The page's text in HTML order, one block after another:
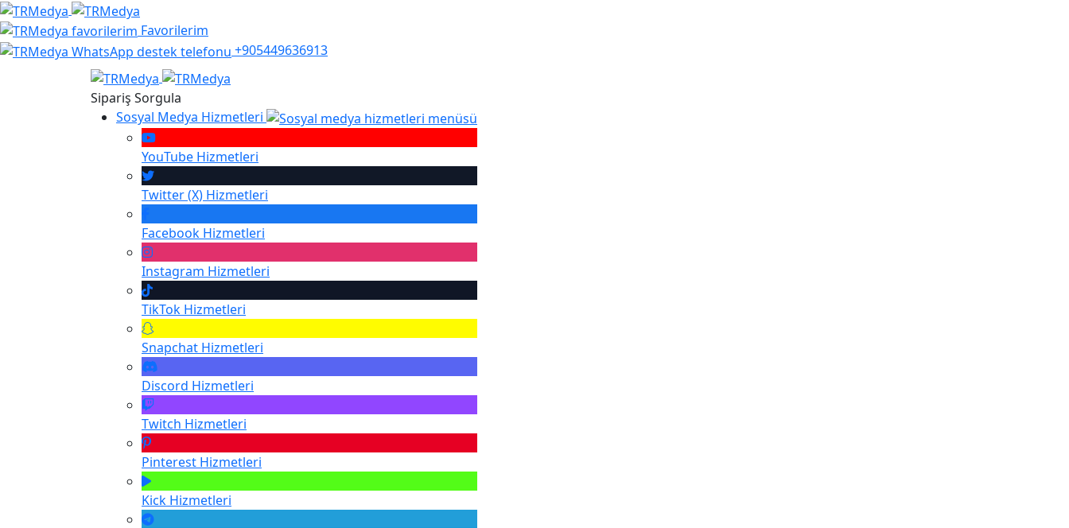
Favorilerim
+905449636913
Sipariş Sorgula
Sosyal Medya Hizmetleri
YouTube Hizmetleri
Twitter (X) Hizmetleri
Facebook Hizmetleri
Instagram Hizmetleri
TikTok Hizmetleri
Snapchat Hizmetleri
Discord Hizmetleri
Twitch Hizmetleri
Pinterest Hizmetleri
Kick Hizmetleri